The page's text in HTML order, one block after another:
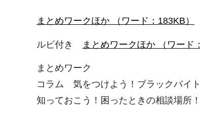
まとめワークほか （ワード：183KB）
ルビ付き まとめワークほか （ワード
まとめワーク
コラム 気をつけよう！ブラックバイ
知っておこう！困ったときの相談場所！